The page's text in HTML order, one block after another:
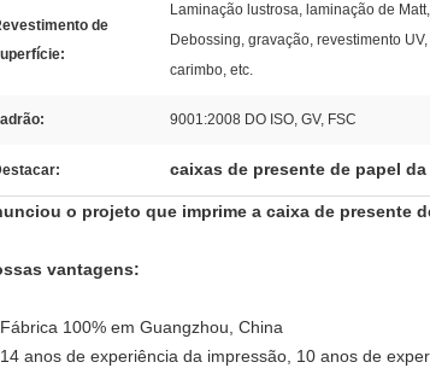
de
Laminação lustrosa, laminação de Matt,
Debossing, gravação, revestimento
carimbo, etc.
9001:2008 DO ISO, GV, FSC
caixas de presente de papel
o projeto que imprime a caixa de presente
vantagens:
100% em Guangzhou, China
anos de experiência da impressão, 10 anos de